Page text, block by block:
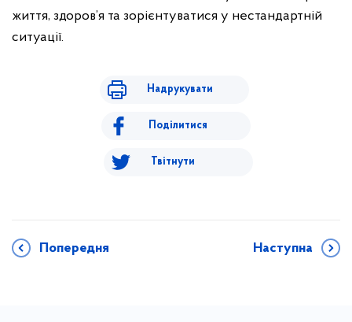
життя, здоров’я та зорієнтуватися у нестандартній
ситуації.
Надрукувати
Поділитися
Твітнути
Попередня Наступна